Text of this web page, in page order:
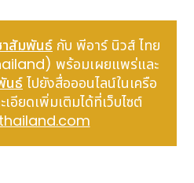
มก็ย่อมได้
การณ์ช้อปแบบผสมผสานทั้ง
O2O ("Online to Offline"
ร้านเสมือนจริงแห่งนี้เชื่อม
ของ TUMI เข้าด้วยกันผ่านฟัง
ารจับจ่ายที่สะดวกสบาย ลูกค้า
าสัมพันธ์ กับ พีอาร์ นิวส์ ไทย
พร้อมเผยแพร่และ
นธ์ไปยังสื่อออนไลน์ในเครือ
อียดเพิ่มเติมได้ที่เว็บไซต์